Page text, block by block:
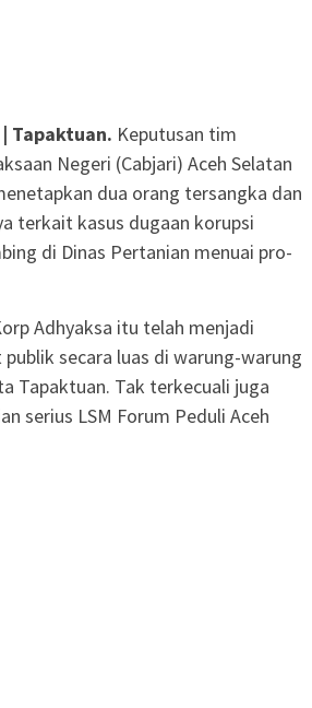
Tapaktuan. Keputusan tim
Negeri (Cabjari) Aceh Selatan
dua orang tersangka dan
terkait kasus dugaan korupsi
di Dinas Pertanian menuai pro-
Adhyaksa itu telah menjadi
secara luas di warung-warung
Tapaktuan. Tak terkecuali juga
serius LSM Forum Peduli Aceh